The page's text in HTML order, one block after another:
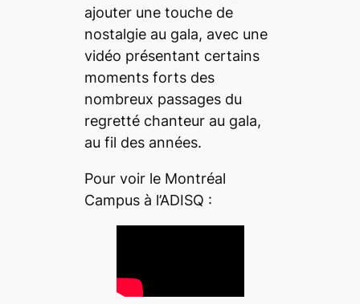
ajouter une touche de
nostalgie au gala, avec une
vidéo présentant certains
moments forts des
nombreux passages du
regretté chanteur au gala,
au fil des années.
Pour voir le Montréal
Campusà l’ADISQ :